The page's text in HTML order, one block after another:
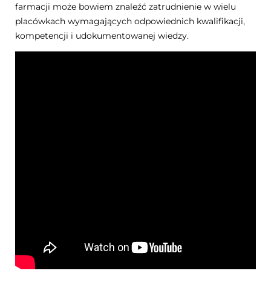
farmacji może bowiem znaleźć zatrudnienie w wielu
placówkach wymagających odpowiednich kwalifikacji,
kompetencji i udokumentowanej wiedzy.